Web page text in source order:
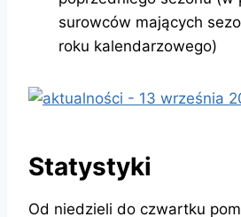
surowców mających
roku kalendarzowego)
Statystyki
Od niedzieli do czwartku